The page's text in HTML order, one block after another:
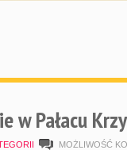
w Pałacu
MOŻLIWOŚĆ